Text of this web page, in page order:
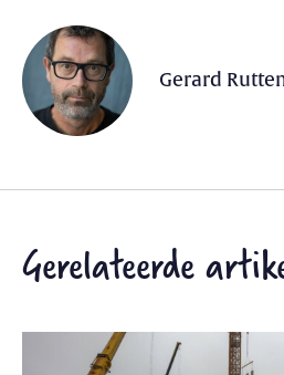
Gerard
Gerelateerde